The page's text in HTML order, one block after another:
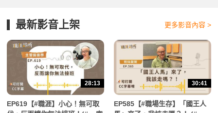
最新影音上架 更多影音內容 >
28:13
EP619【#職涯】小心！無可取
30:41
EP585【#職場生存】「國王人